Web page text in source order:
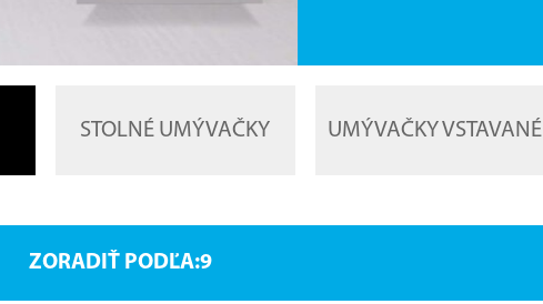
STOLNÉ UMÝVAČKY UMÝVAČKY VSTAVANÉ
ZORADIŤ PODĽA: